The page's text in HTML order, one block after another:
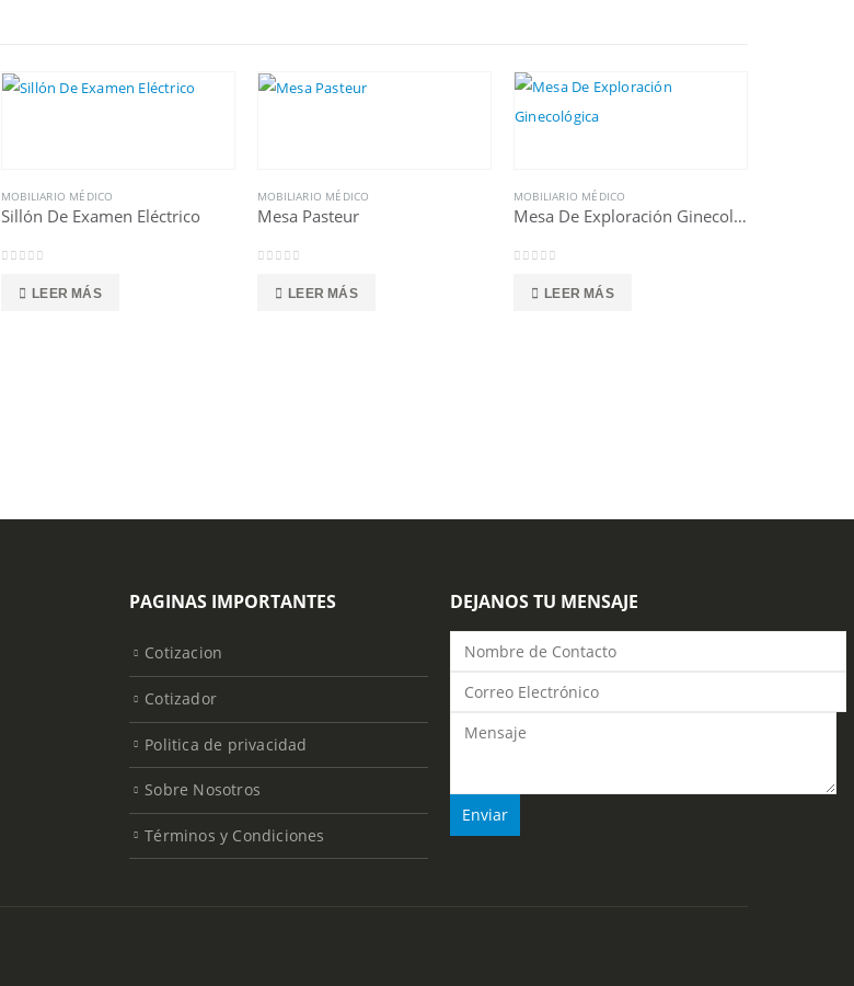
MOBILIARIO MÉDICO
Sillón De Examen Eléctrico
LEER MÁS
MOBILIARIO MÉDICO
Mesa Pasteur
LEER MÁS
MOBILIARIO MÉDICO
Mesa De Exploración Ginecológica
LEER MÁS
PAGINAS IMPORTANTES
Cotizacion
Cotizador
Politica de privacidad
Sobre Nosotros
Términos y Condiciones
DEJANOS TU MENSAJE